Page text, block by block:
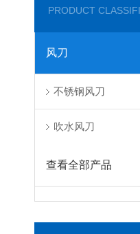
PRODUCT
风刀
不锈钢风刀
吹水风刀
查看全部产品